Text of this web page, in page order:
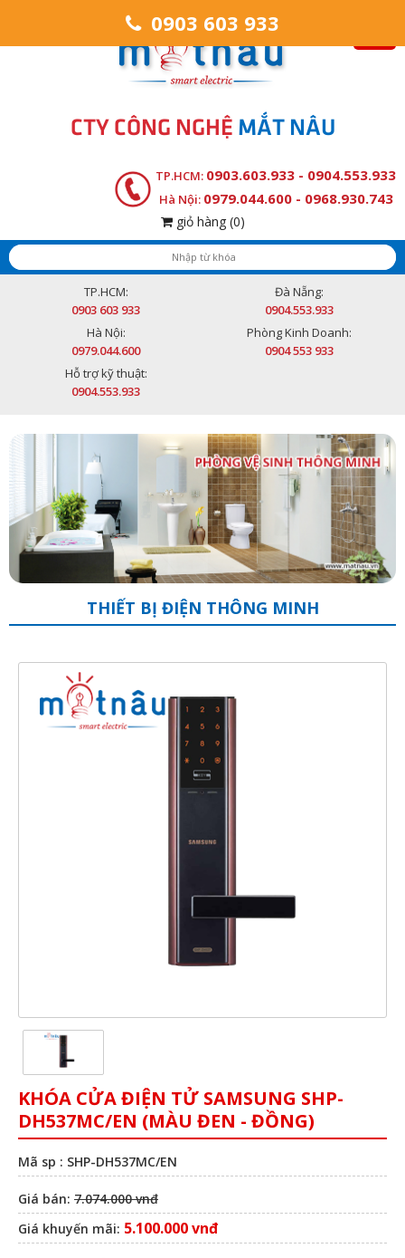
CTY CÔNG NGHỆ MẮT NÂU
TP.HCM: 0903.603.933 - 0904.553.933
Hà Nội: 0979.044.600 - 0968.930.743
giỏ hàng (0)
TP.HCM:
0903 603 933
Đà Nẵng:
0904.553.933
Hà Nội:
0979.044.600
Phòng Kinh Doanh:
0904 553 933
Hỗ trợ kỹ thuật:
0904.553.933
THIẾT BỊ ĐIỆN THÔNG MINH
KHÓA CỬA ĐIỆN TỬ SAMSUNG SHP-
DH537MC/EN (MÀU ĐEN - ĐỒNG)
Mã sp : SHP-DH537MC/EN
Giá bán: 7.074.000 vnđ
Giá khuyến mãi: 5.100.000 vnđ
0903 603 933